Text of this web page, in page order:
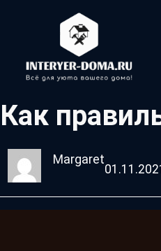
Как
Margaret